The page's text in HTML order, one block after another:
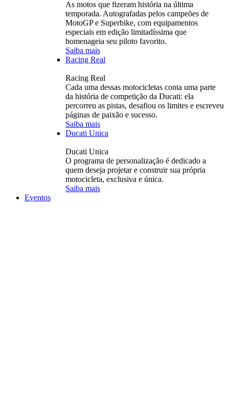
As motos que fizeram história na última
temporada. Autografadas pelos campeões de
MotoGP e Superbike, com equipamentos
especiais em edição limitadíssima que
homenageia seu piloto favorito.
Saiba mais
Racing Real
Racing Real
Cada uma dessas motocicletas conta uma parte
da história de competição da Ducati: ela
percorreu as pistas, desafiou os limites e escreveu
páginas de paixão e sucesso.
Saiba mais
Ducati Unica
Ducati Unica
O programa de personalização é dedicado a
quem deseja projetar e construir sua própria
motocicleta, exclusiva e única.
Saiba mais
Eventos